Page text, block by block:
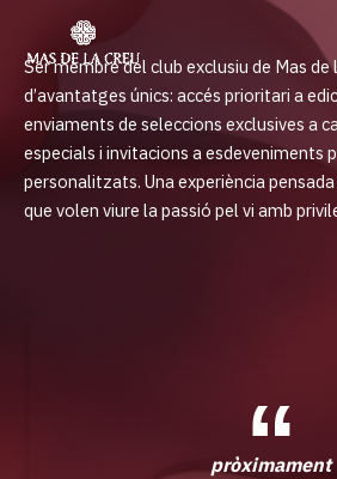
contingut
Ser membre del club exclusiu de Mas
d’avantatges únics: accés prioritari a
enviaments de seleccions exclusives a
especials i invitacions a esdeveniments
personalitzats. Una experiència
que volen viure la passió pel vi amb
pròximament